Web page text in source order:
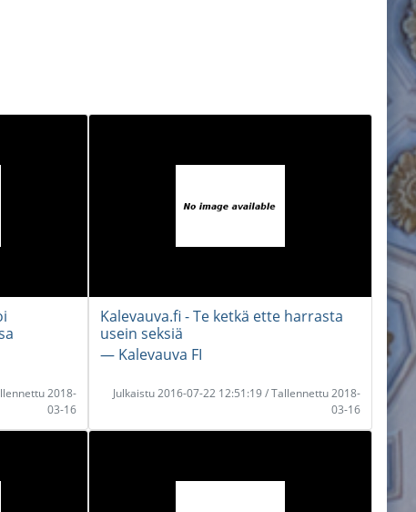
2018-
03-16
Kalevauva.fi - Te ketkä ette harrasta
usein seksiä
― Kalevauva FI
Julkaistu 2016-07-22 12:51:19 / Tallennettu 2018-
03-16